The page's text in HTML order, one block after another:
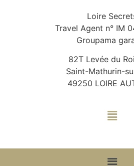
Loire
Travel Agent n° IM
Groupama
82T Levée du
Saint-Mathurin-
49250 LOIRE